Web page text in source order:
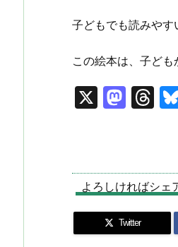
子どもでも読みやす
この絵本は、子ども
X
M
d
o
n
T
d
s
よろしければシェ
Twitter